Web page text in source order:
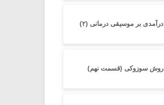
درآمدی بر موسیقی درمانی (۲)
روش سوزوکی (قسمت نهم)